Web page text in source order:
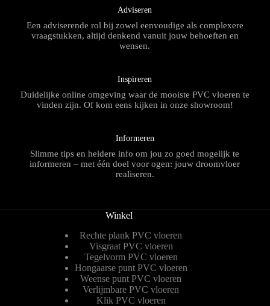
Adviseren
Een adviserende rol bij zowel eenvoudige als complexere
vraagstukken, altijd denkend vanuit jouw behoeften en
wensen.
Inspireren
Duidelijke online omgeving waar de mooiste PVC vloeren te
vinden zijn. Of kom eens kijken in onze showroom!
Informeren
Slimme tips en heldere info om jou zo goed mogelijk te
informeren – met één doel voor ogen: jouw droomvloer
realiseren.
Winkel
Rechte plank PVC vloeren
Visgraat PVC vloeren
Tegelvorm PVC vloeren
Hongaarse punt PVC vloeren
Weense punt PVC vloeren
Verlijmbare PVC vloeren
Klik PVC vloeren